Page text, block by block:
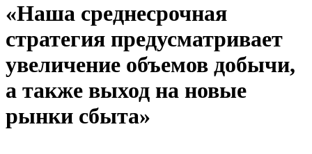
«Наша среднесрочная
стратегия предусматривает
увеличение объемов добычи,
а также выход на новые
рынки сбыта»